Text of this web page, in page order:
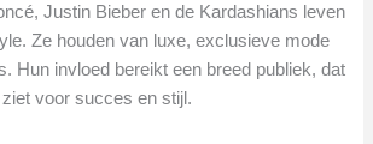
Justin Bieber en de Kardashians leven
Ze houden van luxe, exclusieve mode
Hun invloed bereikt een breed publiek, dat
voor succes en stijl.